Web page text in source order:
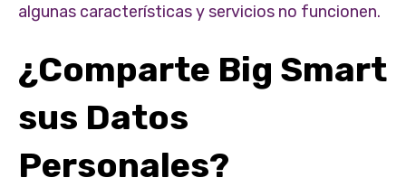
algunas características y servicios no funcionen.
¿Comparte Big Smart
sus Datos
Personales?